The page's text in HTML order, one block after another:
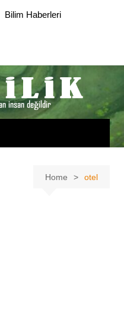
Bilim Haberleri
Home otel